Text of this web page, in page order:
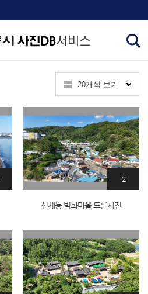
20개씩 보기
신세동 벽화마을 드론사진
2